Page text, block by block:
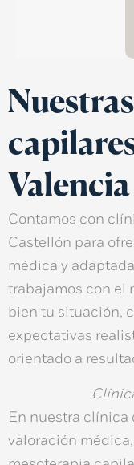
Valencia
Contamos con
Castellón para
médica y
trabajamos con el
bien tu situación,
expectativas
orientado a
En nuestra clínica
valoración médica,